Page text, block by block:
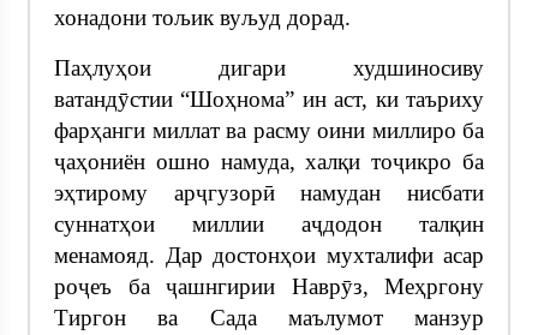
хонадони тољик вуљуд дорад.
Паҳлуҳои дигари худшиносиву
ватандӯстии “Шоҳнома” ин аст, ки таъриху
фарҳанги миллат ва расму оини миллиро ба
ҷаҳониён ошно намуда, халқи тоҷикро ба
эҳтирому арҷгузорӣ намудан нисбати
суннатҳои миллии аҷдодон талқин
менамояд. Дар достонҳои мухталифи асар
роҷеъ ба ҷашнгирии Наврӯз, Меҳргону
Тиргон ва Сада маълумот манзур